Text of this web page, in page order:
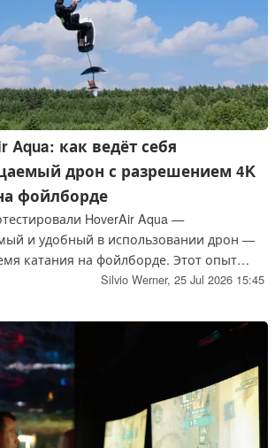
Aqua: как ведёт себя
дрон с разрешением 4K
фойлборде
HoverAir Aqua —
и удобный в использовании дрон —
катания на фойлборде. Этот опыт
положительное впечатление, а
Silvio Werner, 25 Jul 2026 15:45